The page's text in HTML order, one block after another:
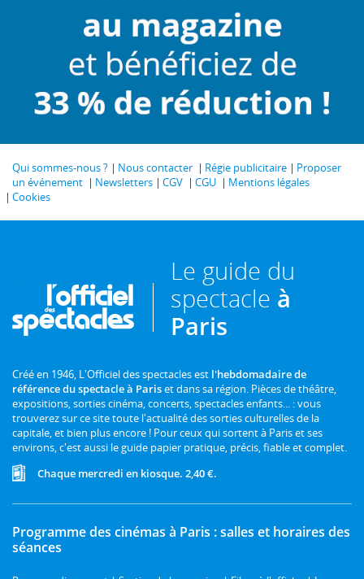
Qui sommes-nous ? Nous contacter Régie publicitaire
Proposer
un événement
Newsletters CGV CGU
Mentions légales
Cookies
Le guide du
spectacle à
Paris
Créé en 1946, L'Officiel des spectacles est l'hebdomadaire de
référence du spectacle à Pariset dans sa région. Pièces de théâtre,
expositions, sorties cinéma, concerts, spectacles enfants... : vous
trouverez sur ce site toute l'actualité des sorties culturelles de la
capitale, et bien plus encore ! Pour ceux qui sortent à Paris et ses
environs, c'est aussi le guide papier pratique, précis, fiable et complet.
Chaque mercredi en kiosque. 2,40 €.
Programme des cinémas à Paris : salles et horaires des
séances